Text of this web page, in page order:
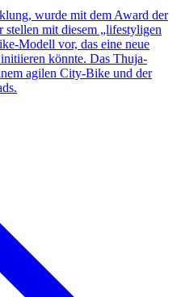
wurde mit dem Award der
mit diesem „lifestyligen
Modell vor, das eine neue
könnte. Das Thuja-
agilen City-Bike und der